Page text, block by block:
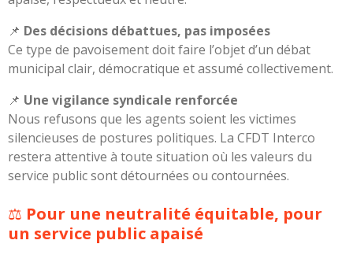
📌 Des décisions débattues, pas imposées
Ce type de pavoisement doit faire l’objet d’un débat
municipal clair, démocratique et assumé collectivement.
📌 Une vigilance syndicale renforcée
Nous refusons que les agents soient les victimes
silencieuses de postures politiques. La CFDT Interco
restera attentive à toute situation où les valeurs du
service public sont détournées ou contournées.
⚖️ Pour une neutralité équitable, pour
un service public apaisé